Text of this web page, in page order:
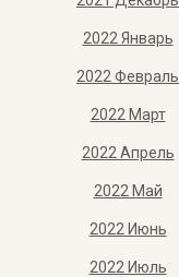
2022 Январь
2022 Февраль
2022 Март
2022 Апрель
2022 Май
2022 Июнь
2022 Июль